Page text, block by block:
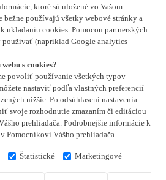
ktoré sú uložené vo Vašom
používajú všetky webové stránky a
ukladaniu cookies. Pomocou partnerských
používať (napríklad Google analytics
s cookies?
povoliť používanie všetkých typov
nastaviť podľa vlastných preferencií
nižšie. Po odsúhlasení nastavenia
svoje rozhodnutie zmazaním či editáciou
prehliadača. Podrobnejšie informácie k
Pomocníkovi Vášho prehliadača.
Štatistické Marketingové